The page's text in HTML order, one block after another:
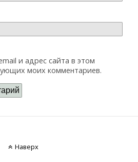
и адрес сайта в этом
моих комментариев.
Наверх